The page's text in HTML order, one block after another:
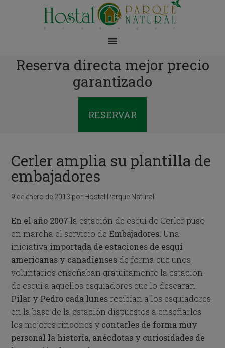
Reserva directa mejor precio
garantizado
RESERVAR
Cerler amplia su plantilla de
embajadores
9 de enero de 2013 por Hostal Parque Natural
En el año 2007 la estación de esquí de Cerler puso
en marcha el servicio deEmbajadores. Una
iniciativa importada de estaciones de esquí
americanas y canadienses de forma que unos
voluntarios enseñaban gratuitamente la estación
de esquí a aquellos esquiadores que lo desearan.
Pilar y Pedro cada lunes recibían a los esquiadores
en la base de la estación dispuestos a enseñarles
los mejores rincones y contarles de forma muy
personal la historia, anécdotas y curiosidades de